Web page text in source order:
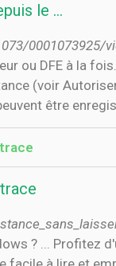
le …
0001073925/
ou DFE à la
(voir
être
? ...